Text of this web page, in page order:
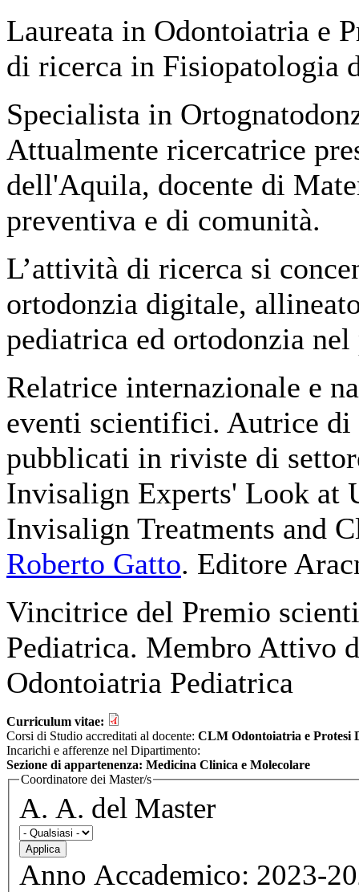
Laureata in Odontoiatria e
di ricerca in Fisiopatologia
Specialista in
Attualmente ricercatrice
dell'Aquila, docente di
preventiva e di comunità.
L’attività di ricerca si
ortodonzia digitale,
pediatrica ed ortodonzia
Relatrice internazionale e
eventi scientifici. Autrice
pubblicati in riviste di
Invisalign Experts' Look at
Invisalign Treatments and
Roberto Gatto. Editore
Vincitrice del Premio
Pediatrica. Membro Attivo
Odontoiatria Pediatrica
Curriculum vitae:
Corsi di Studio accreditati al docente: CLM Odontoiatria e Protesi
Incarichi e afferenze nel Dipartimento:
Sezione di appartenenza: Medicina Clinica e Molecolare
Coordinatore dei Master/s
A. A. del Master